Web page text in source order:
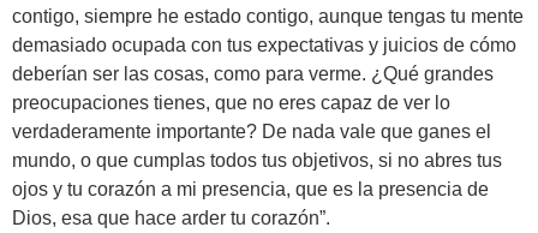
contigo, siempre he estado contigo, aunque tengas tu mente
demasiado ocupada con tus expectativas y juicios de cómo
deberían ser las cosas, como para verme. ¿Qué grandes
preocupaciones tienes, que no eres capaz de ver lo
verdaderamente importante? De nada vale que ganes el
mundo, o que cumplas todos tus objetivos, si no abres tus
ojos y tu corazón a mi presencia, que es la presencia de
Dios, esa que hace arder tu corazón”.